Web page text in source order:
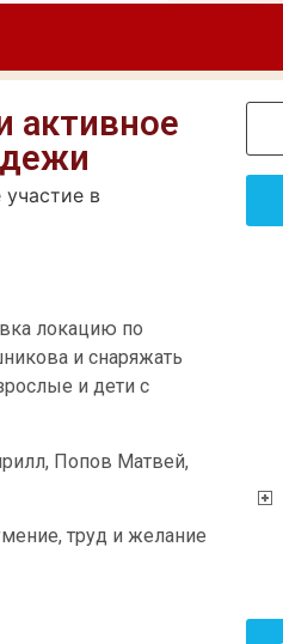
активное
в
локацию по
и снаряжать
и дети с
Попов Матвей,
труд и желание